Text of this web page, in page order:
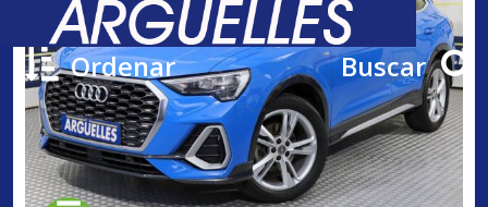
Ordenar Buscar